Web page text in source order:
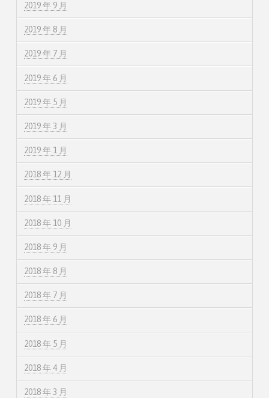
2019 年 9 月
2019 年 8 月
2019 年 7 月
2019 年 6 月
2019 年 5 月
2019 年 3 月
2019 年 1 月
2018 年 12 月
2018 年 11 月
2018 年 10 月
2018 年 9 月
2018 年 8 月
2018 年 7 月
2018 年 6 月
2018 年 5 月
2018 年 4 月
2018 年 3 月